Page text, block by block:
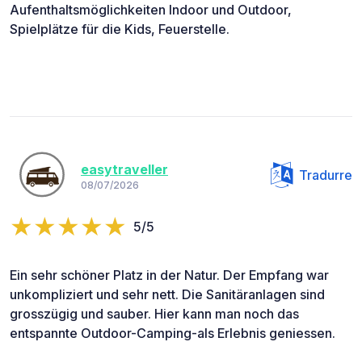
Aufenthaltsmöglichkeiten Indoor und Outdoor,
Spielplätze für die Kids, Feuerstelle.
easytraveller
08/07/2026
Tradurre
5/5
Ein sehr schöner Platz in der Natur. Der Empfang war
unkompliziert und sehr nett. Die Sanitäranlagen sind
grosszügig und sauber. Hier kann man noch das
entspannte Outdoor-Camping-als Erlebnis geniessen.